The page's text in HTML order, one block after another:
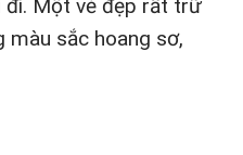
đi. Một vẻ đẹp rất trữ
màu sắc hoang sơ,